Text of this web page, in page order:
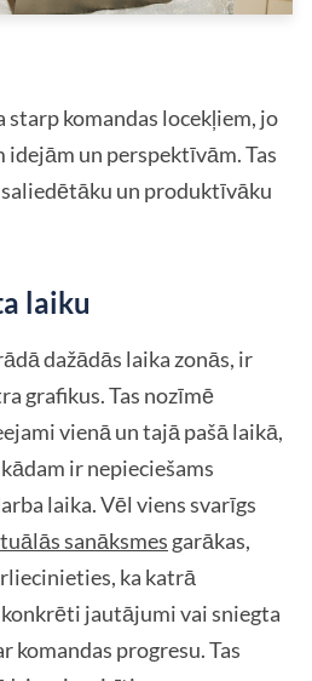
komandas locekļiem, jo
un perspektīvām. Tas
un produktīvāku
laiku
dažādās laika zonās, ir
grafikus. Tas nozīmē
vienā un tajā pašā laikā,
ir nepieciešams
laika. Vēl viens svarīgs
sanāksmes garākas,
ka katrā
jautājumi vai sniegta
komandas progresu. Tas